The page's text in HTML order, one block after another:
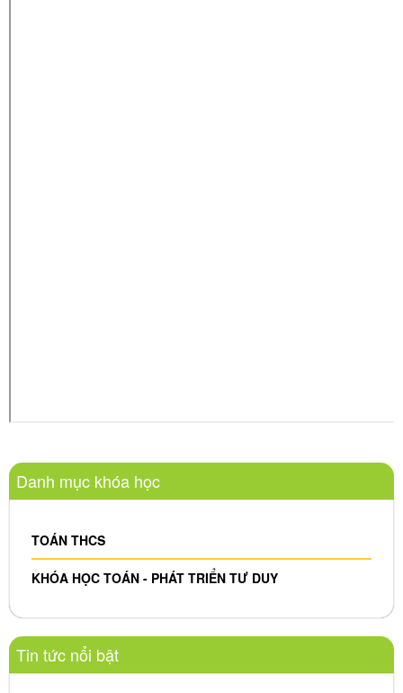
Danh mục khóa học
TOÁN THCS
KHÓA HỌC TOÁN - PHÁT TRIỂN TƯ DUY
Tin tức nổi bật